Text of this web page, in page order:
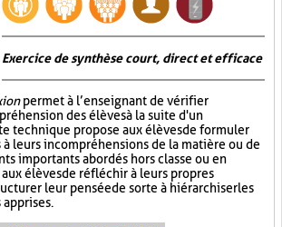
Exercice de synthèse court, direct et efficace
permet à l’enseignant de vérifier
des élèves à la suite d'un
technique propose aux élèves de formuler
leurs incompréhensions de la matière ou de
importants abordés hors classe ou en
élèves de réfléchir à leurs propres
leur pensée de sorte à hiérarchiser les